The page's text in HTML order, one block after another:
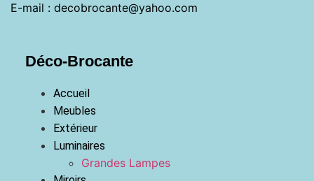
E-mail : decobrocante@yahoo.com
Déco-Brocante
Accueil
Meubles
Extérieur
Luminaires
Grandes Lampes